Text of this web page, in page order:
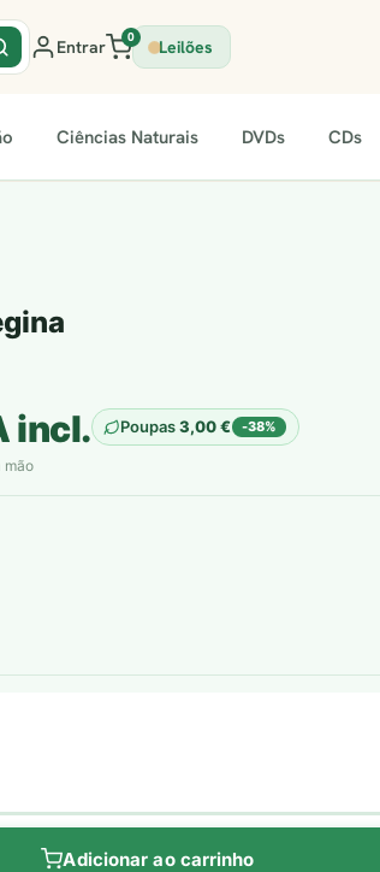
Entrar 0 Leilões
Ciências Naturais DVDs CDs
incl. Poupas3,00€ -38%
mão
Adicionar ao carrinho